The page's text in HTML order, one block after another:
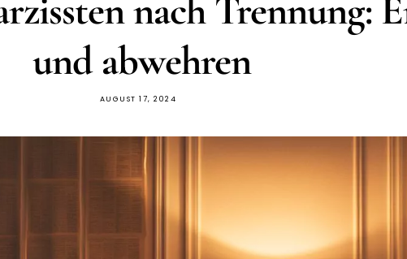
nach Trennung:
und abwehren
AUGUST 17, 2024